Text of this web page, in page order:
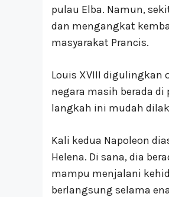
pulau Elba. Namun,
dan mengangkat
masyarakat Prancis.
Louis XVIII digulingkan
negara masih berada
langkah ini mudah
Kali kedua Napoleon
Helena. Di sana, dia
mampu menjalani
berlangsung selama